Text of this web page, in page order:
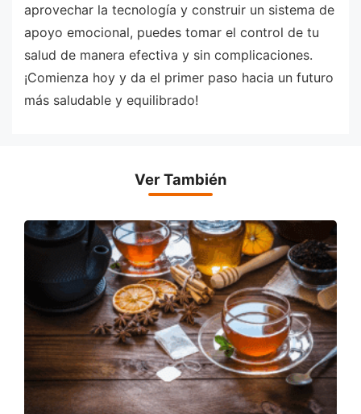
aprovechar la tecnología y construir un sistema de
apoyo emocional, puedes tomar el control de tu
salud de manera efectiva y sin complicaciones.
¡Comienza hoy y da el primer paso hacia un futuro
más saludable y equilibrado!
Ver También